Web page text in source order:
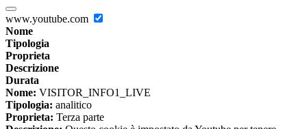
www.youtube.com
Nome
Tipologia
Proprieta
Descrizione
Durata
Nome: VISITOR_INFO1_LIVE
Tipologia: analitico
Proprieta: Terza parte